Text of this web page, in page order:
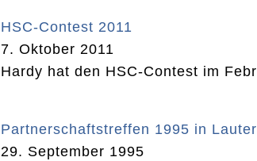
HSC-Contest 2011
7. Oktober 2011
Hardy hat den HSC-Contest im
Partnerschaftstreffen 1995 in
29. September 1995